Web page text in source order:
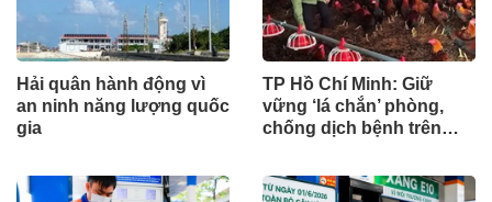
Hải quân hành động vì
an ninh năng lượng quốc
gia
TP Hồ Chí Minh: Giữ
vững ‘lá chắn’ phòng,
chống dịch bệnh trên